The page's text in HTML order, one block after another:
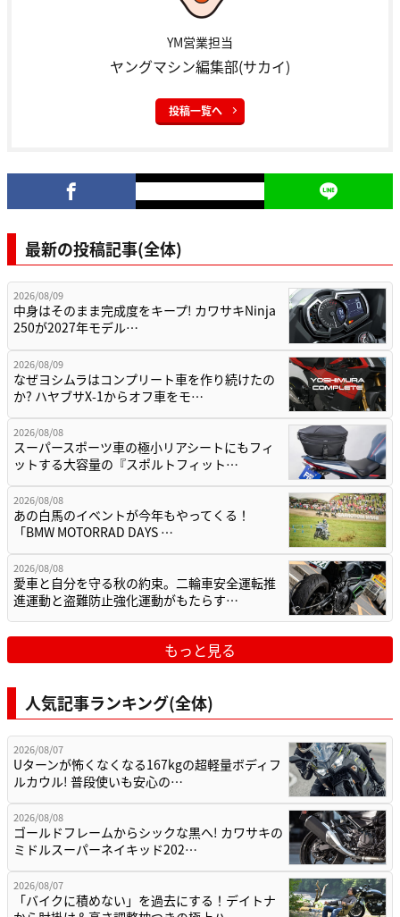
YM営業担当
ヤングマシン編集部(サカイ)
投稿一覧へ
最新の投稿記事(全体)
2026/08/09
中身はそのまま完成度をキープ! カワサキNinja
250が2027年モデル…
2026/08/09
なぜヨシムラはコンプリート車を作り続けたの
か? ハヤブサX-1からオフ車をモ…
2026/08/08
スーパースポーツ車の極小リアシートにもフィ
ットする大容量の『スポルトフィット…
2026/08/08
あの白馬のイベントが今年もやってくる！
「BMW MOTORRAD DAYS …
2026/08/08
愛車と自分を守る秋の約束。二輪車安全運転推
進運動と盗難防止強化運動がもたらす…
もっと見る
人気記事ランキング(全体)
2026/08/07
Uターンが怖くなくなる167kgの超軽量ボディフ
ルカウル! 普段使いも安心の…
2026/08/08
ゴールドフレームからシックな黒へ! カワサキの
ミドルスーパーネイキッド202…
2026/08/07
「バイクに積めない」を過去にする！デイトナ